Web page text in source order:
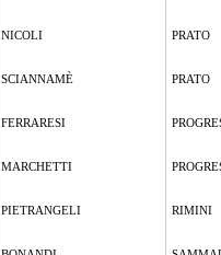
NICOLI PRATO
SCIANNAMÈ PRATO
FERRARESI
MARCHETTI
PIETRANGELI RIMINI